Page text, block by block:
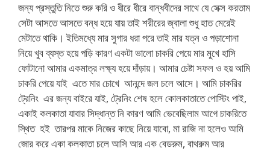
জন্য প্রস্তুতি নিতে শুরু করি ও ধীরে ধীরে বান্ধবীদের সাথে যে সেক্স করতাম
সেটা আসতে আসতে বন্ধ হয়ে যায় তাই শরীরের জ্বালা শুধু হাত মেরেই
মেটাতে থাকি। ইতিমধ্যে মার সুগার ধরা পরে তাই মার যত্ন ও পড়াশোনা
নিয়ে খুব ব্যস্ত হয়ে পড়ি কারণ একটা ভালো চাকরি পেয়ে মার মুখে হাসি
ফোটানো আমার একমাত্র লক্ষ্য হয়ে দাঁড়ায়। আমার চেষ্টা সফল ও হয় আমি
চাকরি পেয়ে যাই এতে মার চোখে আনন্দে জল চলে আসে। আমি চাকরির
ট্রেনিং এর জন্য বাইরে যাই, ট্রেনিং শেষ হলে কোলকাতাতে পোস্টিং পাই,
একাই কলকাতা যাবার সিদ্ধান্ত নি কারণ আমি ভেবেছিলাম আগে চাকরিতে
স্থিত হই তারপর মাকে নিজের কাছে নিয়ে যাবো, মা রাজি না হলেও আমি
জোর করে একা কলকাতা চলে আসি আর এক বেডরুম, বাথরুম আর